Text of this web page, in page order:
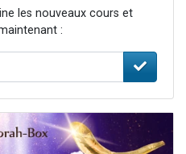
les nouveaux cours et
: